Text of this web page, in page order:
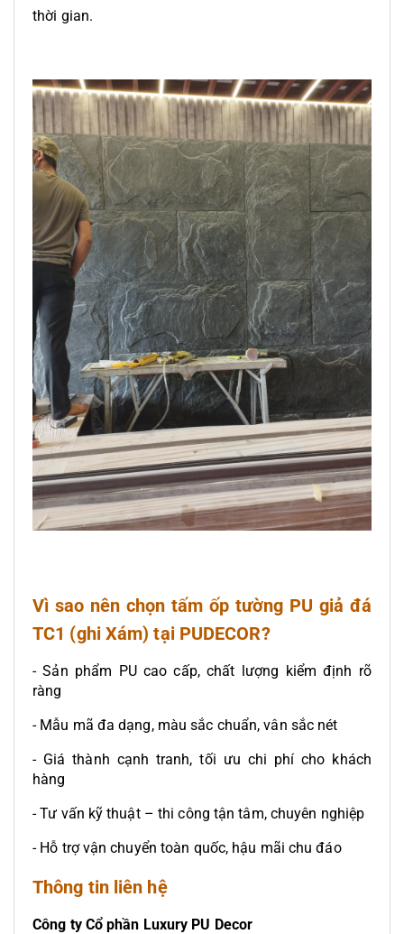
thời gian.
Vì sao nên chọn tấm ốp tường PU giả đá
TC1 (ghi Xám) tại PUDECOR?
- Sản phẩm PU cao cấp, chất lượng kiểm định rõ
ràng
- Mẫu mã đa dạng, màu sắc chuẩn, vân sắc nét
- Giá thành cạnh tranh, tối ưu chi phí cho khách
hàng
- Tư vấn kỹ thuật – thi công tận tâm, chuyên nghiệp
- Hỗ trợ vận chuyển toàn quốc, hậu mãi chu đáo
Thông tin liên hệ
Công ty Cổ phần Luxury PU Decor